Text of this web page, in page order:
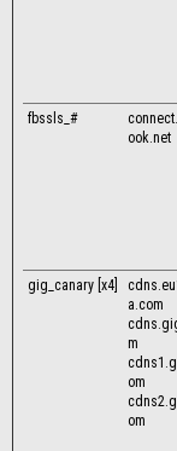
fbssls_#
ook.net
gig_canary [x4]
a.com
m
om
om